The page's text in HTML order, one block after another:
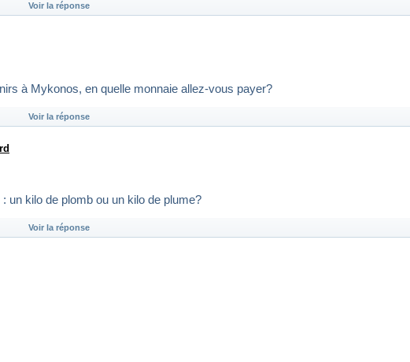
Voir la réponse
à Mykonos, en quelle monnaie allez-vous payer?
Voir la réponse
un kilo de plomb ou un kilo de plume?
Voir la réponse